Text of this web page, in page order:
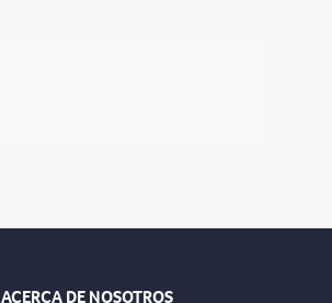
ACERCA DE NOSOTROS